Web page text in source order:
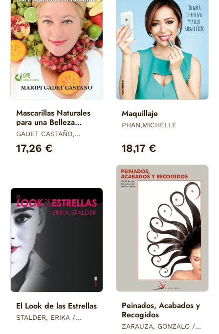
Mascarillas Naturales
para una Belleza
Radiante
GADET CASTAÑO,
17,26 €
Maquillaje
PHAN,MICHELLE
18,17 €
El Look de las Estrellas
STALDER, ERIKA /
Peinados, Acabados y
Recogidos
ZARAUZA, GONZALO /